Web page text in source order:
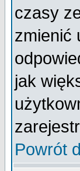
czasy
zmienić
jak
Powrót